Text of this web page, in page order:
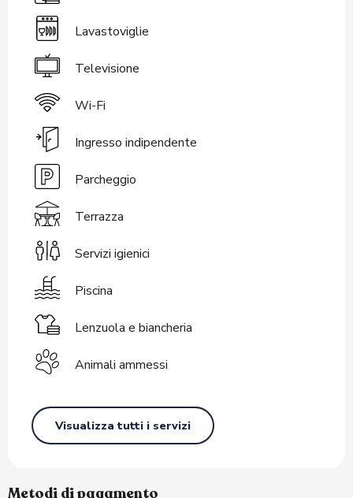
Lavastoviglie
Televisione
Wi-Fi
Ingresso indipendente
Parcheggio
Terrazza
Servizi igienici
Piscina
Lenzuola e biancheria
Animali ammessi
Visualizza tutti i servizi
Metodi di pagamento